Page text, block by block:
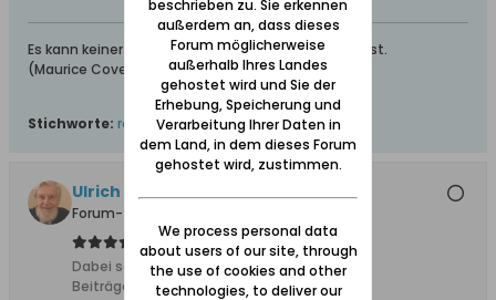
Es kann keiner gerecht sein, der nicht menschlich ist.
(Maurice Cove de Murville) Französischer Politiker
Stichworte: rembold
Ulrich 31
Forum-Teilnehmer
Dabei seit:
04.11.2011
Beiträge:
8612
beschrieben zu. Sie erkennen
außerdem an, dass dieses
Forum möglicherweise
außerhalb Ihres Landes
gehostet wird und Sie der
Erhebung, Speicherung und
Verarbeitung Ihrer Daten in
dem Land, in dem dieses Forum
gehostet wird, zustimmen.
We process personal data
about users of our site, through
the use of cookies and other
technologies, to deliver our